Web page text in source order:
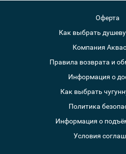
Оферта
Как выбрать
Компания
Правила возврата и
Информация о
Как выбрать
Политика
Информация о
Условия